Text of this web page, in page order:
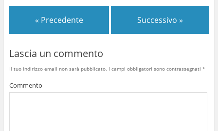
« Precedente Successivo »
Lascia un commento
Il tuo indirizzo email non sarà pubblicato. I campi obbligatori sono contrassegnati *
Commento